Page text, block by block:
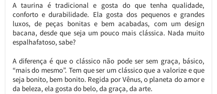
A taurina é tradicional e gosta do que tenha qualidade,
conforto e durabilidade. Ela gosta dos pequenos e grandes
luxos, de peças bonitas e bem acabadas, com um design
bacana, desde que seja um pouco mais clássica. Nada muito
espalhafatoso, sabe?
A diferença é que o clássico não pode ser sem graça, básico,
“mais do mesmo”. Tem que ser um clássico que a valorize e que
seja bonito, bem bonito. Regida por Vênus, o planeta do amor e
da beleza, ela gosta do belo, da graça, da arte.